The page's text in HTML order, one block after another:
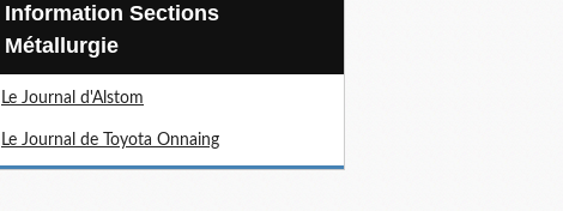
Information Sections
Métallurgie
Le Journal d'Alstom
Le Journal de Toyota Onnaing